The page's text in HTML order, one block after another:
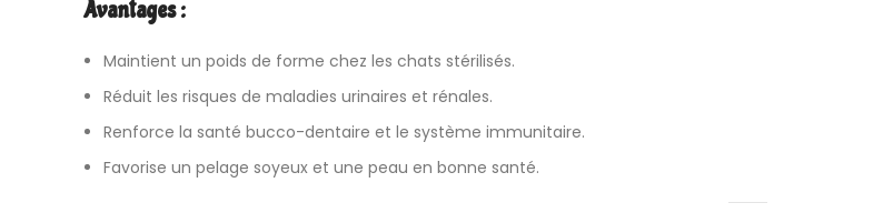
Avantages :
Maintient un poids de forme chez les chats stérilisés.
Réduit les risques de maladies urinaires et rénales.
Renforce la santé bucco-dentaire et le système immunitaire.
Favorise un pelage soyeux et une peau en bonne santé.